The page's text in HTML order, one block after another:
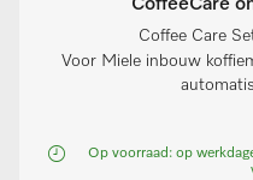
CoffeeCare
Coffee Care
Voor Miele inbouw
Op voorraad: op